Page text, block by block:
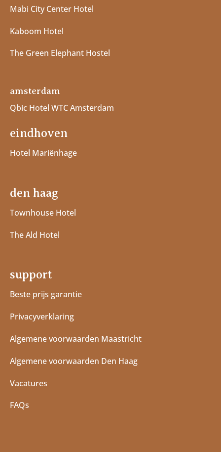
Mabi City Center Hotel
Kaboom Hotel
The Green Elephant Hostel
amsterdam
Qbic Hotel WTC Amsterdam
eindhoven
Hotel Mariënhage
den haag
Townhouse Hotel
The Ald Hotel
support
Beste prijs garantie
Privacyverklaring
Algemene voorwaarden Maastricht
Algemene voorwaarden Den Haag
Vacatures
FAQs